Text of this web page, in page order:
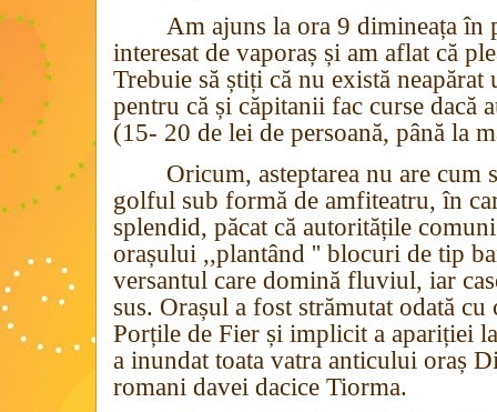
Am ajuns la ora 9 dimineața în
interesat de vaporaș și am aflat că
Trebuie să știți că nu există
pentru că și căpitanii fac curse dacă
(15- 20 de lei de persoană, până la
Oricum, asteptarea nu are cum
golful sub formă de amfiteatru, în
splendid, păcat că autoritățile
orașului ,,plantând '' blocuri de tip
versantul care domină fluviul, iar
sus. Orașul a fost strămutat odată
Porțile de Fier și implicit a apariției
a inundat toata vatra anticului oraș
romani davei dacice Tiorma.